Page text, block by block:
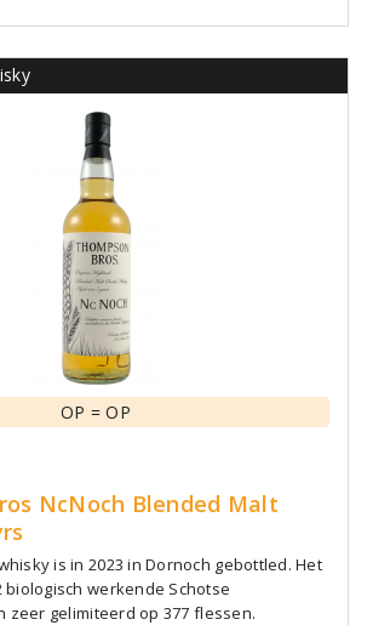
OP = OP
NcNoch Blended Malt
is in 2023 in Dornoch gebottled. Het
werkende Schotse
zeer gelimiteerd op 377 flessen.